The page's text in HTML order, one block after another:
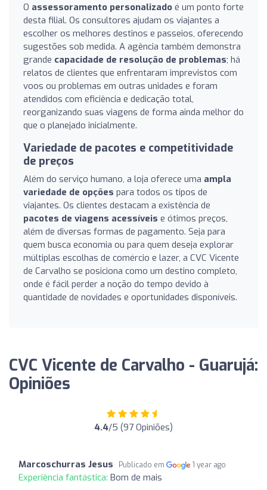
O assessoramento personalizado é um ponto forte
desta filial. Os consultores ajudam os viajantes a
escolher os melhores destinos e passeios, oferecendo
sugestões sob medida. A agência também demonstra
grande capacidade de resolução de problemas; há
relatos de clientes que enfrentaram imprevistos com
voos ou problemas em outras unidades e foram
atendidos com eficiência e dedicação total,
reorganizando suas viagens de forma ainda melhor do
que o planejado inicialmente.
Variedade de pacotes e competitividade
de preços
Além do serviço humano, a loja oferece uma ampla
variedade de opções para todos os tipos de
viajantes. Os clientes destacam a existência de
pacotes de viagens acessíveis e ótimos preços,
além de diversas formas de pagamento. Seja para
quem busca economia ou para quem deseja explorar
múltiplas escolhas de comércio e lazer, a CVC Vicente
de Carvalho se posiciona como um destino completo,
onde é fácil perder a noção do tempo devido à
quantidade de novidades e oportunidades disponíveis.
CVC Vicente de Carvalho - Guarujá:
Opiniões
4.4/5 (97 Opiniões)
Marcoschurras Jesus Publicado em 1 year ago
Experiência fantástica: Bom de mais